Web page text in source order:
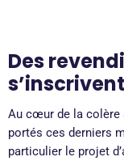
Des
Au cœur de la colère
portés ces derniers
particulier le projet